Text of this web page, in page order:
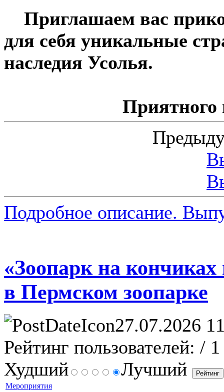
Приглашаем вас
для себя уникальные
наследия Усолья.
Подробное описание.
«Зоопарк на
в Пермском зоопарке
27.07.2026
Рейтинг пользователей: / 1
Худший
Лучший
Мероприятия